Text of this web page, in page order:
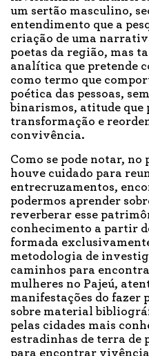
um sertão masculino,
entendimento que a
criação de uma
poetas da região, mas
analítica que pretende
como termo que
poética das pessoas,
binarismos, atitude que
transformação e
convivência.
Como se pode notar, no
houve cuidado para
entrecruzamentos,
podermos aprender
reverberar esse
conhecimento a partir
formada
metodologia de
caminhos para
mulheres no Pajeú,
manifestações do fazer
sobre material
pelas cidades mais
estradinhas de terra de
para encontrar